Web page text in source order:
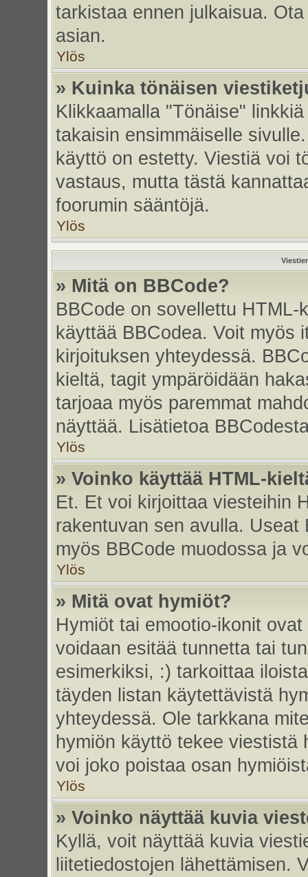
tarkistaa ennen julkaisua.
asian.
Ylös
» Kuinka tönäisen
Klikkaamalla "Tönäise"
takaisin ensimmäiselle
käyttö on estetty. Viestiä voi
vastaus, mutta tästä
foorumin sääntöjä.
Ylös
» Mitä on BBCode?
BBCode on sovellettu
käyttää BBCodea. Voit myös
kirjoituksen yhteydessä.
kieltä, tagit ympäröidään
tarjoaa myös paremmat
näyttää. Lisätietoa
Ylös
» Voinko käyttää HTML-
Et. Et voi kirjoittaa viesteihin
rakentuvan sen avulla.
myös BBCode muodossa ja
Ylös
» Mitä ovat hymiöt?
Hymiöt tai emootio-ikonit
voidaan esitää tunnetta tai
esimerkiksi, :) tarkoittaa
täyden listan käytettävistä
yhteydessä. Ole tarkkana
hymiön käyttö tekee viestistä
voi joko poistaa osan
Ylös
» Voinko näyttää kuvia
Kyllä, voit näyttää kuvia
liitetiedostojen lähettämisen.